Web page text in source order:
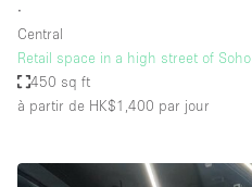
∙
Central
Retail space in a high street of Soho
450 sq ft
à partir de HK$1,400 par jour